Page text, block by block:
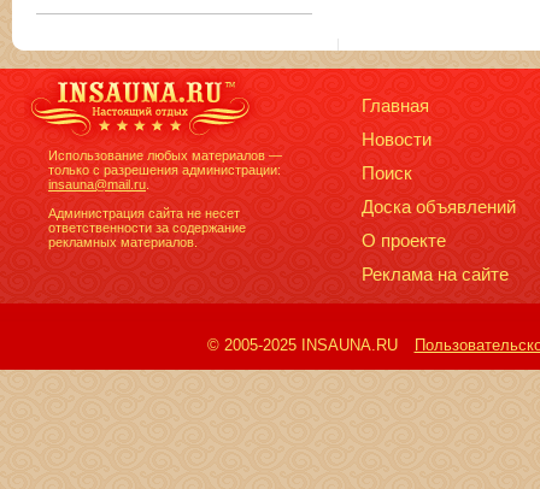
Использование любых материалов —
только с разрешения администрации:
insauna@mail.ru
Администрация сайта не несет
ответственности за содержание
рекламных материалов.
Главная
Новости
Поиск
Доска объявлений
О проекте
Реклама на сайте
© 2005-2025 INSAUNA.RU